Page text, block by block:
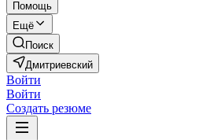
Помощь
Ещё
Поиск
Дмитриевский
Войти
Войти
Создать резюме